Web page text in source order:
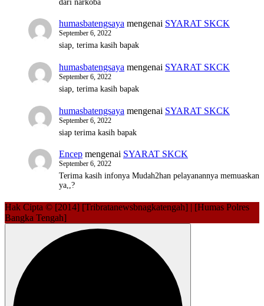
dari narkoba
humasbatengsaya mengenai SYARAT SKCK
September 6, 2022
siap, terima kasih bapak
humasbatengsaya mengenai SYARAT SKCK
September 6, 2022
siap, terima kasih bapak
humasbatengsaya mengenai SYARAT SKCK
September 6, 2022
siap terima kasih bapak
Encep mengenai SYARAT SKCK
September 6, 2022
Terima kasih infonya Mudah2han pelayanannya memuaskan
ya,,?
Hak Cipta © [2014] [Tribratanewsbnagkatengah] | [Humas Polres
Bangka Tengah]